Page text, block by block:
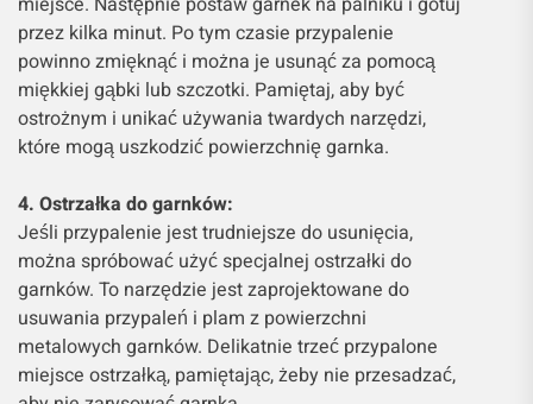
przez kilka minut. Po tym czasie przypalenie
powinno zmięknąć i można je usunąć za pomocą
miękkiej gąbki lub szczotki. Pamiętaj, aby być
ostrożnym i unikać używania twardych narzędzi,
które mogą uszkodzić powierzchnię garnka.
4. Ostrzałka do garnków:
Jeśli przypalenie jest trudniejsze do usunięcia,
można spróbować użyć specjalnej ostrzałki do
garnków. To narzędzie jest zaprojektowane do
usuwania przypaleń i plam z powierzchni
metalowych garnków. Delikatnie trzeć przypalone
miejsce ostrzałką, pamiętając, żeby nie przesadzać,